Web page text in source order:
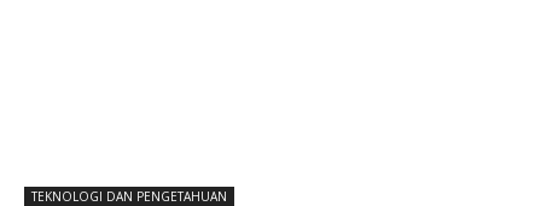
TEKNOLOGI DAN PENGETAHUAN